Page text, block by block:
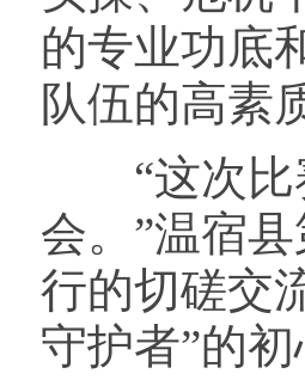
的专业功底
队伍的高素
“这次比赛
会。”温宿
行的切磋交
守护者”的初